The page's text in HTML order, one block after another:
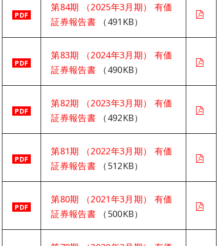
PDF
第84期 （2025年3月期） 有価
証券報告書 （491KB）
PDF
第83期 （2024年3月期） 有価
証券報告書 （490KB）
PDF
第82期 （2023年3月期） 有価
証券報告書 （492KB）
PDF
第81期 （2022年3月期） 有価
証券報告書 （512KB）
PDF
第80期 （2021年3月期） 有価
証券報告書 （500KB）